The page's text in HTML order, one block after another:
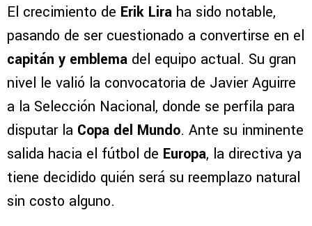
El crecimiento de Erik Lira ha sido notable,
pasando de ser cuestionado a convertirse en el
capitán y emblema del equipo actual. Su gran
nivel le valió la convocatoria de Javier Aguirre
a la Selección Nacional, donde se perfila para
disputar la Copa del Mundo. Ante su inminente
salida hacia el fútbol de Europa, la directiva ya
tiene decidido quién será su reemplazo natural
sin costo alguno.